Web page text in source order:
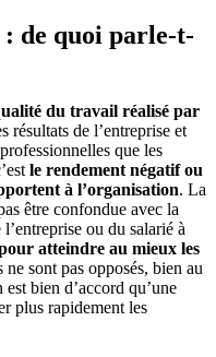
de quoi parle-t-
du travail réalisé par
résultats de l’entreprise et
que les
le rendement négatif ou
à l’organisation. La
être confondue avec la
ou du salarié à
atteindre au mieux les
sont pas opposés, bien au
bien d’accord qu’une
plus rapidement les